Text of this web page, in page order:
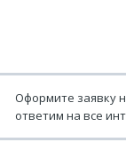
Оформите заявку
ответим на все